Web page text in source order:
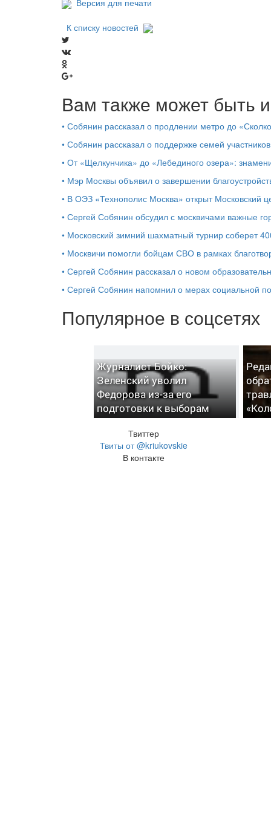
Версия для печати
К списку новостей
Вам также может быть
• Собянин рассказал о продлении метро до
• Собянин рассказал о поддержке семей
• От «Щелкунчика» до «Лебединого озера»:
• Мэр Москвы объявил о завершении
• В ОЭЗ «Технополис Москва» открыт Московский
• Сергей Собянин обсудил с москвичами важные
• Московский зимний шахматный турнир соберет
• Москвичи помогли бойцам СВО в рамках
• Сергей Собянин рассказал о новом
• Сергей Собянин напомнил о мерах социальной
Популярное в соцсетях
Журналист Бойко:
Зеленский уволил
Федорова из-за его
подготовки к выборам
Твиттер
Твиты от @kriukovskie
В контакте